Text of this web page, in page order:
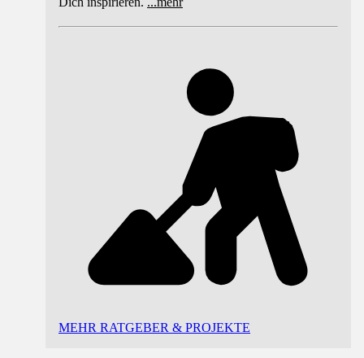
MEHR RATGEBER & PROJEKTE